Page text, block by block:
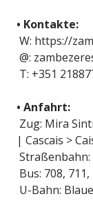
• Kontakte:
W: https://
@:
T: +351
• Anfahrt:
Zug: Mira
| Cascais >
Straßenbahn:
Bus: 708,
U-Bahn: